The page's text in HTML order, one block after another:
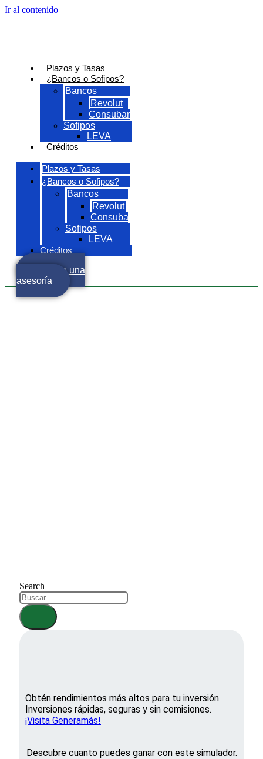
Ir al contenido
Plazos y Tasas
¿Bancos o Sofipos?
Bancos
Revolut
Consubanco
Sofipos
LEVA
Créditos
Plazos y Tasas
¿Bancos o Sofipos?
Bancos
Revolut
Consubanco
Sofipos
LEVA
Créditos
Agenda una
asesoría
Search
Obtén rendimientos más altos para tu inversión.
Inversiones rápidas, seguras y sin comisiones.
¡Visita Generamás!
Descubre cuanto puedes ganar con este simulador.